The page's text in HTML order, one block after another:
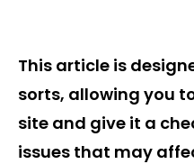
This article is
sorts, allowing you
site and give it a
issues that may